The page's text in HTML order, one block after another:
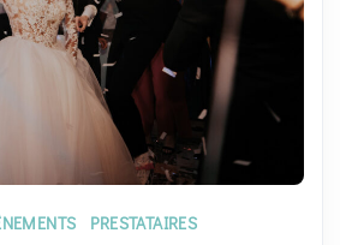
PRESTATAIRES